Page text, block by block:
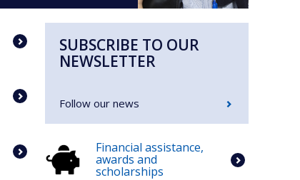
SUBSCRIBE TO OUR
NEWSLETTER
Follow our news
Financial assistance,
awards and
scholarships